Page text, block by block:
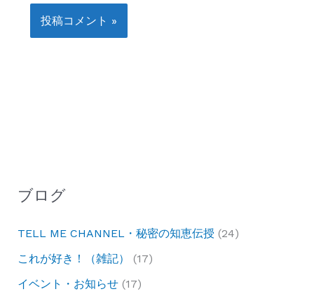
ブログ
TELL ME CHANNEL・秘密の知恵伝授 (24)
これが好き！（雑記）
(17)
イベント・お知らせ(17)